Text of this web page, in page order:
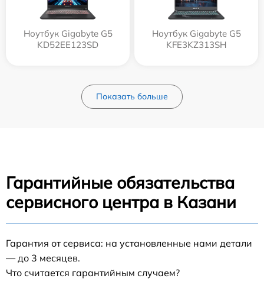
Ноутбук Gigabyte G5
KD52EE123SD
Ноутбук Gigabyte G5
KFE3KZ313SH
Показать больше
Гарантийные обязательства
сервисного центра в Казани
Гарантия от сервиса: на установленные нами детали
— до 3 месяцев.
Что считается гарантийным случаем?